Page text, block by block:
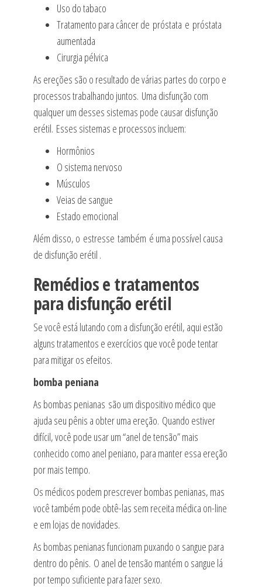
Uso do tabaco
Tratamento para câncer de próstata e próstata
aumentada
Cirurgia pélvica
As ereções são o resultado de várias partes do corpo e
processos trabalhando juntos. Uma disfunção com
qualquer um desses sistemas pode causar disfunção
erétil. Esses sistemas e processos incluem:
Hormônios
O sistema nervoso
Músculos
Veias de sangue
Estado emocional
Além disso, o estresse também é uma possível causa
de disfunção erétil .
Remédios e tratamentos
para disfunção erétil
Se você está lutando com a disfunção erétil, aqui estão
alguns tratamentos e exercícios que você pode tentar
para mitigar os efeitos.
bomba peniana
As bombas penianas são um dispositivo médico que
ajuda seu pênis a obter uma ereção. Quando estiver
difícil, você pode usar um “anel de tensão” mais
conhecido como anel peniano, para manter essa ereção
por mais tempo.
Os médicos podem prescrever bombas penianas, mas
você também pode obtê-las sem receita médica on-line
e em lojas de novidades.
As bombas penianas funcionam puxando o sangue para
dentro do pênis. O anel de tensão mantém o sangue lá
por tempo suficiente para fazer sexo.